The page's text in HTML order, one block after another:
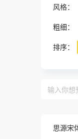
风格：
粗细：
排序：
思源宋